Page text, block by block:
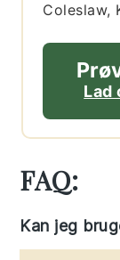
Coleslaw,
Lad
FAQ:
Kan jeg